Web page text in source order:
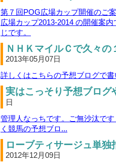
第７回POG広場カップ開催のご
広場カップ2013-2014 の開催案
じです。
ＮＨＫマイルＣで久々
2013年05月07日
詳しくはこちらの予想ブログで
実はこっそり予想ブロ
日
管理人なっちです。ご無沙汰で
く競馬の予想ブロ...
ローブティサージュ単
2012年12月09日